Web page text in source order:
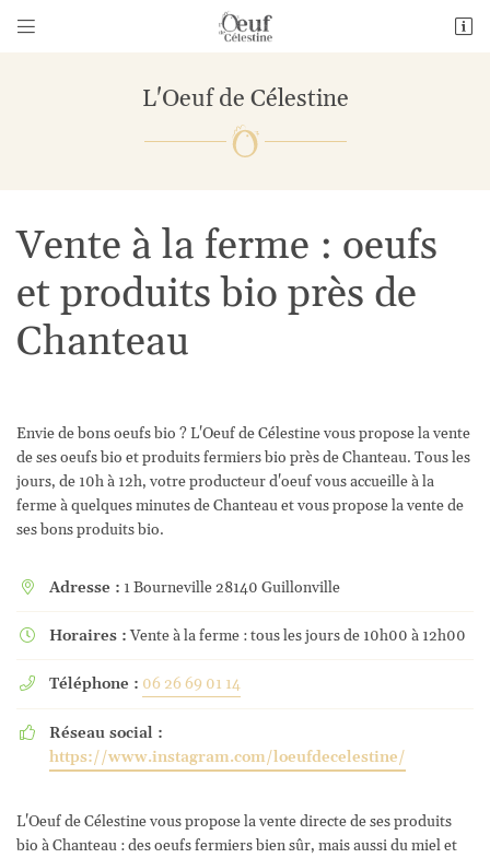


 Adresse email de réception
Inscription
L'Oeuf de Célestine
Vente à la ferme : oeufs
et produits bio près de
Chanteau
Envie de bons oeufs bio ? L'Oeuf de Célestine vous propose la vente
de ses oeufs bio et produits fermiers bio près de Chanteau. Tous les
jours, de 10h à 12h, votre producteur d'oeuf vous accueille à la
ferme à quelques minutes de Chanteau et vous propose la vente de
ses bons produits bio.
 Adresse : 1 Bourneville 28140 Guillonville
 Horaires :Vente à la ferme : tous les jours de 10h00 à 12h00
 Téléphone : 06 26 69 01 14

Réseau social :
https://www.instagram.com/loeufdecelestine/
L'Oeuf de Célestine vous propose la vente directe de ses produits
bio à Chanteau : des oeufs fermiers bien sûr, mais aussi du miel et